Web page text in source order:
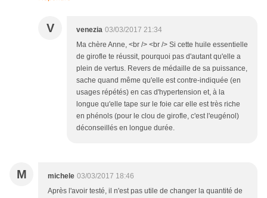
V venezia 03/03/2017 21:34
Ma chère Anne, <br /> <br /> Si cette huile essentielle
de girofle te réussit, pourquoi pas d'autant qu'elle a
plein de vertus. Revers de médaille de sa puissance,
sache quand même qu'elle est contre-indiquée (en
usages répétés) en cas d'hypertension et, à la
longue qu'elle tape sur le foie car elle est très riche
en phénols (pour le clou de girofle, c'est l'eugénol)
déconseillés en longue durée.
M michele 03/03/2017 18:46
Après l'avoir testé, il n'est pas utile de changer la quantité de